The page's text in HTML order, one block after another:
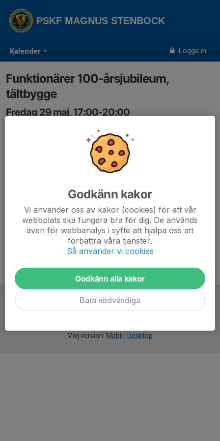
Kalender Logga in
PSKF MAGNUS STENBOCK
Funktionärer 100-årsjubileum,
tältbygge
Fredag 29 maj, 17:00-20:00
Vi behöver hjälp att resa tältet (6mx12m) inför
Välj version: Mobil Desktop
Godkänn kakor
Vi använder oss av kakor (cookies) för att vår
webbplats ska fungera bra för dig. De används
även för webbanalys i syfte att hjälpa oss att
förbättra våra tjänster.
Så använder vi cookies
Godkänn alla kakor
Bara nödvändiga